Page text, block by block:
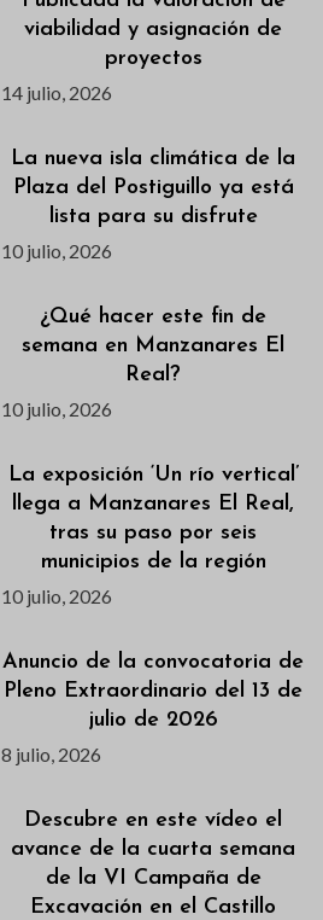
viabilidad y asignación de
proyectos
14 julio, 2026
La nueva isla climática de la
Plaza del Postiguillo ya está
lista para su disfrute
10 julio, 2026
¿Qué hacer este fin de
semana en Manzanares El
Real?
10 julio, 2026
La exposición ‘Un río vertical’
llega a Manzanares El Real,
tras su paso por seis
municipios de la región
10 julio, 2026
Anuncio de la convocatoria de
Pleno Extraordinario del 13 de
julio de 2026
8 julio, 2026
Descubre en este vídeo el
avance de la cuarta semana
de la VI Campaña de
Excavación en el Castillo